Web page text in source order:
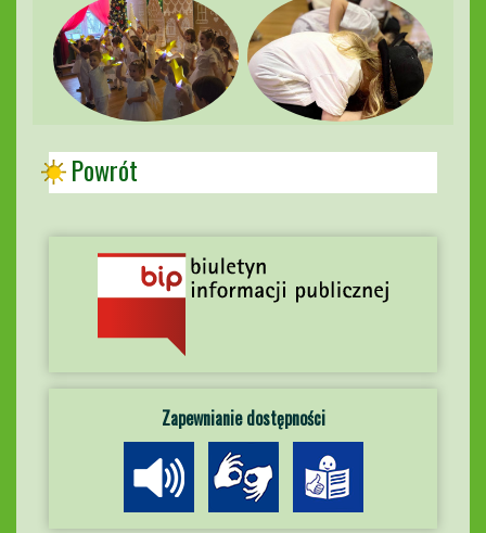
Powrót
Zapewnianie dostępności